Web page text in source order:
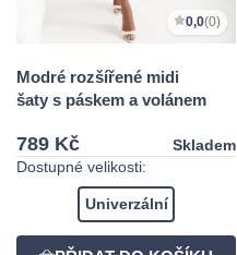
0,0(0)
Modré rozšířené midi
šaty s páskem a volánem
789 Kč
Skladem
Dostupné velikosti:
Univerzální